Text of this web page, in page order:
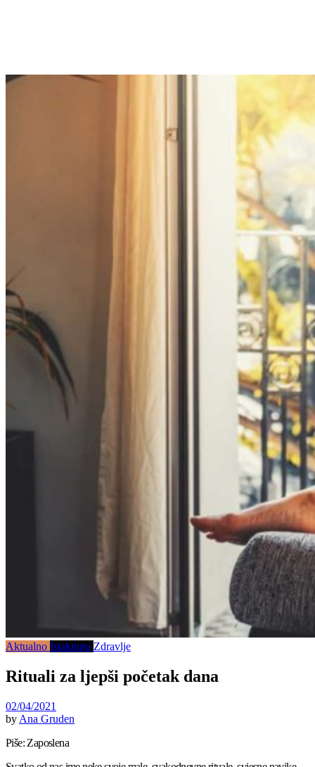
Aktualno Istaknuto Zdravlje
Rituali za ljepši početak dana
02/04/2021
by Ana Gruden
Piše: Zaposlena